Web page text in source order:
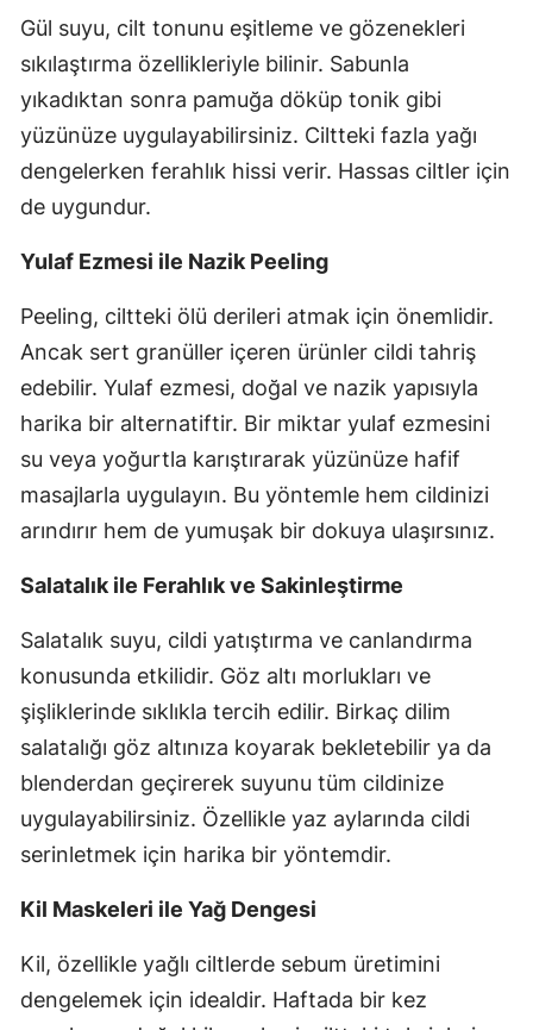
Gül suyu, cilt tonunu eşitleme ve gözenekleri
sıkılaştırma özellikleriyle bilinir. Sabunla
yıkadıktan sonra pamuğa döküp tonik gibi
yüzünüze uygulayabilirsiniz. Ciltteki fazla yağı
dengelerken ferahlık hissi verir. Hassas ciltler için
de uygundur.
Yulaf Ezmesi ile Nazik Peeling
Peeling, ciltteki ölü derileri atmak için önemlidir.
Ancak sert granüller içeren ürünler cildi tahriş
edebilir. Yulaf ezmesi, doğal ve nazik yapısıyla
harika bir alternatiftir. Bir miktar yulaf ezmesini
su veya yoğurtla karıştırarak yüzünüze hafif
masajlarla uygulayın. Bu yöntemle hem cildinizi
arındırır hem de yumuşak bir dokuya ulaşırsınız.
Salatalık ile Ferahlık ve Sakinleştirme
Salatalık suyu, cildi yatıştırma ve canlandırma
konusunda etkilidir. Göz altı morlukları ve
şişliklerinde sıklıkla tercih edilir. Birkaç dilim
salatalığı göz altınıza koyarak bekletebilir ya da
blenderdan geçirerek suyunu tüm cildinize
uygulayabilirsiniz. Özellikle yaz aylarında cildi
serinletmek için harika bir yöntemdir.
Kil Maskeleri ile Yağ Dengesi
Kil, özellikle yağlı ciltlerde sebum üretimini
dengelemek için idealdir. Haftada bir kez